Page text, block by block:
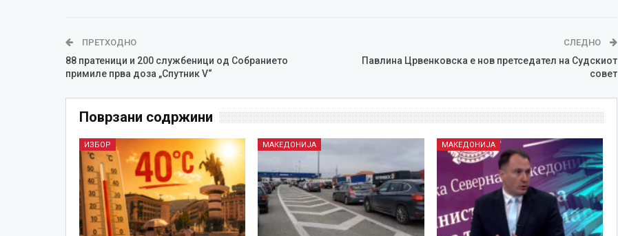
ПРЕТХОДНО
88 пратеници и 200 службеници од Собранието
примиле прва доза „Спутник V“
СЛЕДНО
Павлина Црвенковска е нов претседател на Судскиот
совет
Поврзани содржини
ИЗБОР МАКЕДОНИЈА МАКЕДОНИЈА